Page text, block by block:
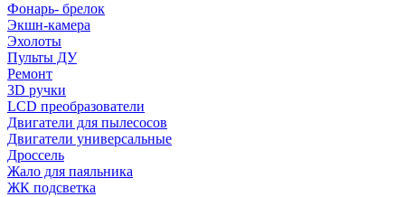
Фонарь- брелок
Экшн-камера
Эхолоты
Пульты ДУ
Ремонт
3D ручки
LCD преобразователи
Двигатели для пылесосов
Двигатели универсальные
Дроссель
Жало для паяльника
ЖК подсветка